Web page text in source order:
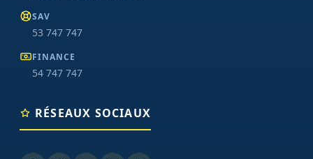
SAV
53 747 747
FINANCE
54 747 747
RÉSEAUX SOCIAUX